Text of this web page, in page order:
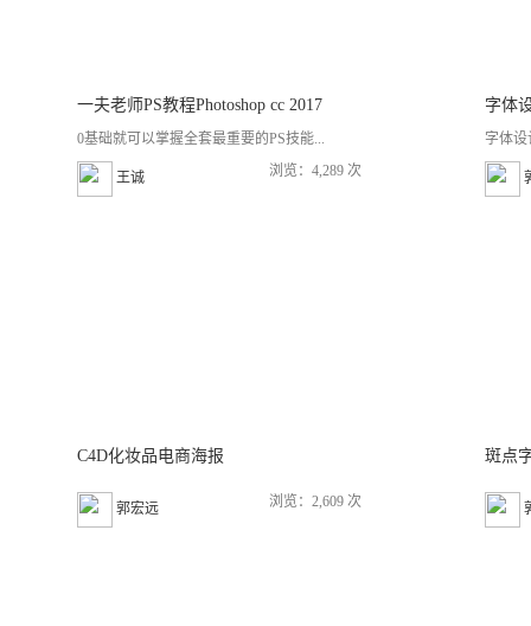
一夫老师PS教程Photoshop cc 2017
0基础就可以掌握全套最重要的PS技能...
王诚 浏览：4,289 次
字体
字体设
C4D化妆品电商海报
郭宏远 浏览：2,609 次
斑点